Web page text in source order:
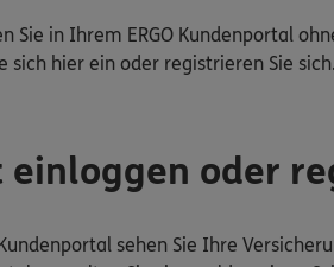
Sie in Ihrem ERGO Kundenportal
sich hier ein oder registrieren Sie sich.
einloggen oder
sehen Sie Ihre